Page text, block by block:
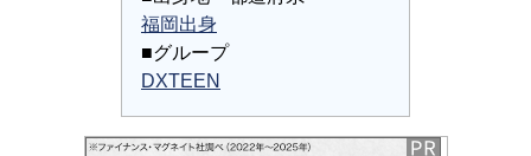
福岡出身
■グループ
DXTEEN